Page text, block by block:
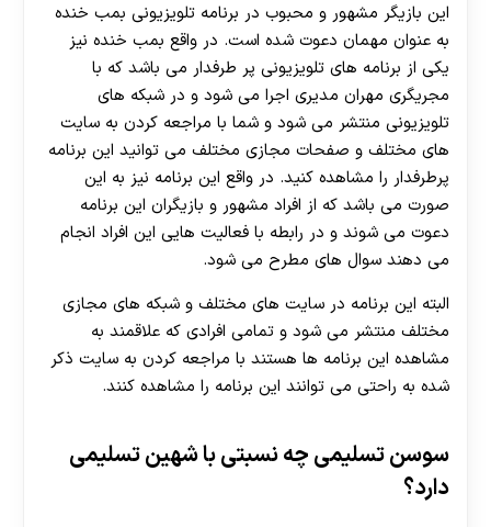
این بازیگر مشهور و محبوب در برنامه تلویزیونی بمب خنده
به عنوان مهمان دعوت شده است. در واقع بمب خنده نیز
یکی از برنامه های تلویزیونی پر طرفدار می باشد که با
مجریگری مهران مدیری اجرا می ‌شود و در شبکه‌ های
تلویزیونی منتشر می شود و شما با مراجعه کردن به سایت
‌های مختلف و صفحات مجازی مختلف می توانید این برنامه
پرطرفدار را مشاهده کنید. در واقع این برنامه نیز به این
صورت می باشد که از افراد مشهور و بازیگران این برنامه
دعوت می‌ شوند و در رابطه با فعالیت هایی این افراد انجام
می دهند سوال های مطرح می‌ شود.
البته این برنامه در سایت های مختلف و شبکه‌ های مجازی
مختلف منتشر می‌ شود و تمامی افرادی که علاقمند به
مشاهده این برنامه‌ ها هستند با مراجعه کردن به سایت ذکر
شده به راحتی می توانند این برنامه را مشاهده کنند.
سوسن تسلیمی چه نسبتی با شهین تسلیمی
دارد؟